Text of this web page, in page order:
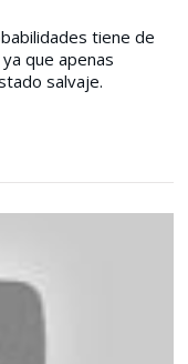
tiene de
que apenas
salvaje.